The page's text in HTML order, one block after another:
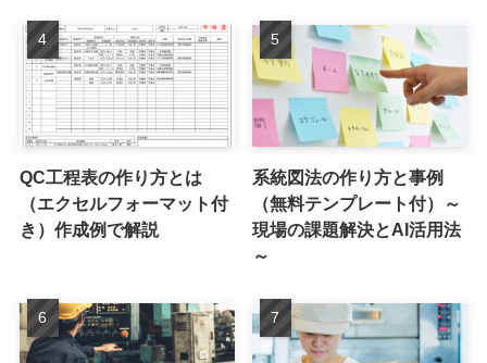
QC工程表の作り方とは
（エクセルフォーマット付
き）作成例で解説
系統図法の作り方と事例
（無料テンプレート付）～
現場の課題解決とAI活用法
～